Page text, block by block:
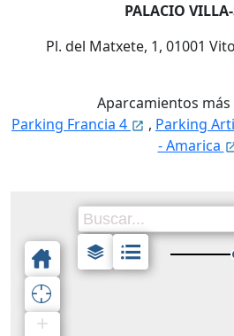
PALACIO
Pl. del Matxete, 1, 01001
Aparcamientos más
Parking Francia 4
, Parking
- Amarica